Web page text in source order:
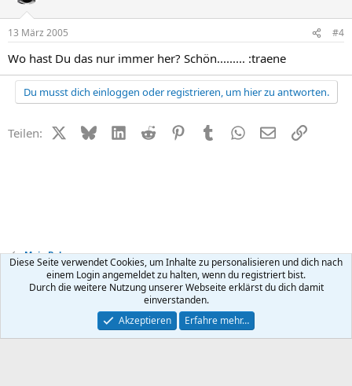
13 März 2005 #4
Wo hast Du das nur immer her? Schön......... :traene
Du musst dich einloggen oder registrieren, um hier zu antworten.
Teilen: X (Twitter)
BlueskyLinkedIn
Reddit PinterestTumblr WhatsApp
E-MailLink
Mein Baby
Kontakt Nutzungsbedingungen Datenschutz Hilfe
R
Community platform by XenForo ® © 2010-2026 XenForo Ltd.
Diese Seite verwendet Cookies, um Inhalte zu personalisieren und dich nach
einem Login angemeldet zu halten, wenn du registriert bist.
Durch die weitere Nutzung unserer Webseite erklärst du dich damit
einverstanden.
Akzeptieren
Erfahre mehr…